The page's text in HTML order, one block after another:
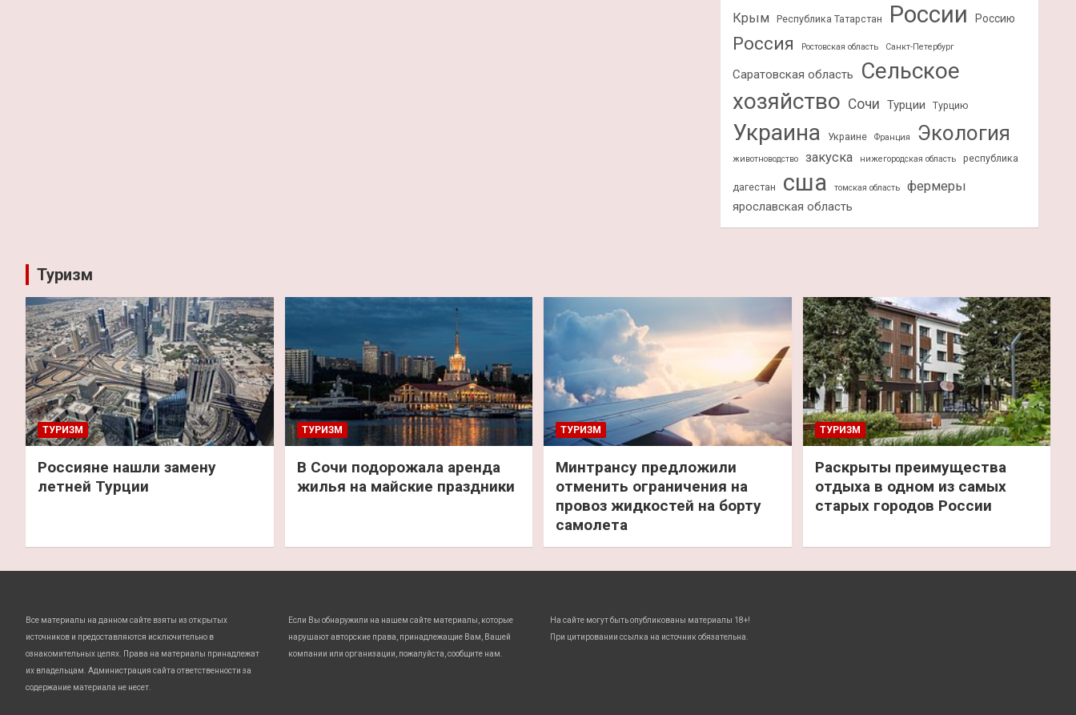
Крым
Республика Татарстан России Россию
Россия Ростовская область Санкт-Петербург
Саратовская область
Сельское
хозяйство Сочи Турции Турцию
Украина Украине Франция Экология
животноводство закуска нижегородская область республика
дагестан сша томская область фермеры
ярославская область
Туризм
ТУРИЗМ
Россияне нашли замену
летней Турции
ТУРИЗМ
В Сочи подорожала аренда
жилья на майские праздники
ТУРИЗМ
Минтрансу предложили
отменить ограничения на
провоз жидкостей на борту
самолета
ТУРИЗМ
Раскрыты преимущества
отдыха в одном из самых
старых городов России
Все материалы на данном сайте взяты из открытых
источников и предоставляются исключительно в
ознакомительных целях. Права на материалы принадлежат
их владельцам. Администрация сайта ответственности за
содержание материала не несет.
Если Вы обнаружили на нашем сайте материалы, которые
нарушают авторские права, принадлежащие Вам, Вашей
компании или организации, пожалуйста, сообщите нам.
На сайте могут быть опубликованы материалы 18+!
При цитировании ссылка на источник обязательна.